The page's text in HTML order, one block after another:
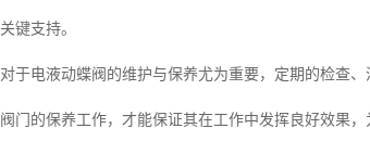
关键支持。
对于电液动蝶阀的维护与保养尤为重要，定期的检查
阀门的保养工作，才能保证其在工作中发挥良好效果，